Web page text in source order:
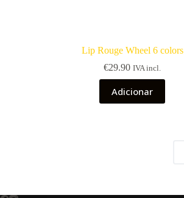
Lip Rouge Wheel 6 colors
€29.90 IVA incl.
Adicionar